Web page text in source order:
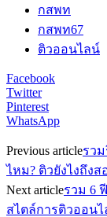
กสพท
กสพท67
ติวออนไลน์
Facebook
Twitter
Pinterest
WhatsApp
Previous articleรวม
ไหม? ติวยังไงถึงส
Next articleรวม 6
สไตล์การติวออน